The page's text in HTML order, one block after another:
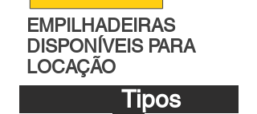
EMPILHADEIRAS
DISPONÍVEIS PARA
LOCAÇÃO
Tipos